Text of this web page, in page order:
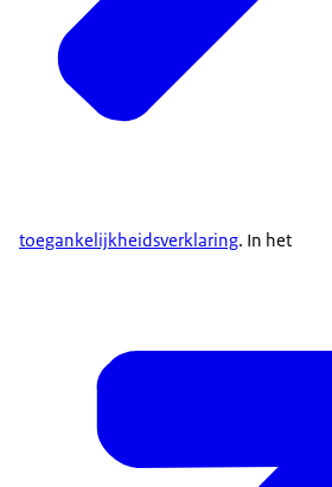
toegankelijkheidsverklaring. In het